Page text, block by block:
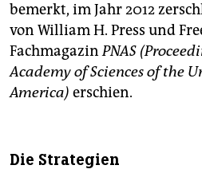
bemerkt, im Jahr 2012
von William H. Press und
FachmagazinPNAS
Academy of Sciences of the
America) erschien.
Die Strategien